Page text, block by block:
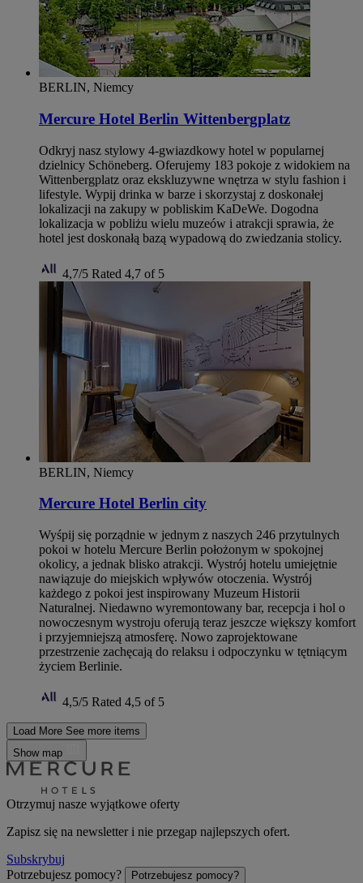
BERLIN, Niemcy
Mercure Hotel Berlin Wittenbergplatz
Odkryj nasz stylowy 4-gwiazdkowy hotel w popularnej
dzielnicy Schöneberg. Oferujemy 183 pokoje z widokiem na
Wittenbergplatz oraz ekskluzywne wnętrza w stylu fashion i
lifestyle. Wypij drinka w barze i skorzystaj z doskonałej
lokalizacji na zakupy w pobliskim KaDeWe. Dogodna
lokalizacja w pobliżu wielu muzeów i atrakcji sprawia, że
hotel jest doskonałą bazą wypadową do zwiedzania stolicy.
4,7/5 Rated 4,7 of 5
BERLIN, Niemcy
Mercure Hotel Berlin city
Wyśpij się porządnie w jednym z naszych 246 przytulnych
pokoi w hotelu Mercure Berlin położonym w spokojnej
okolicy, a jednak blisko atrakcji. Wystrój hotelu umiejętnie
nawiązuje do miejskich wpływów otoczenia. Wystrój
każdego z pokoi jest inspirowany Muzeum Historii
Naturalnej. Niedawno wyremontowany bar, recepcja i hol o
nowoczesnym wystroju oferują teraz jeszcze większy komfort
i przyjemniejszą atmosferę. Nowo zaprojektowane
przestrzenie zachęcają do relaksu i odpoczynku w tętniącym
życiem Berlinie.
4,5/5 Rated 4,5 of 5
Load More See more items
Show map
Otrzymuj nasze wyjątkowe oferty
Zapisz się na newsletter i nie przegap najlepszych ofert.
Subskrybuj
Potrzebujesz pomocy?
Potrzebujesz pomocy?